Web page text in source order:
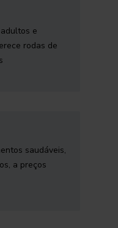
e
rodas de
saudáveis,
a preços